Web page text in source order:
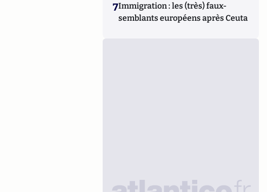
7Immigration : les (très) faux-
semblants européens après Ceuta